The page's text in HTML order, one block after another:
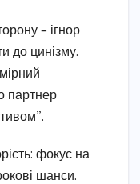
– ігнор
до цинізму.
партнер
фокус на
шанси.